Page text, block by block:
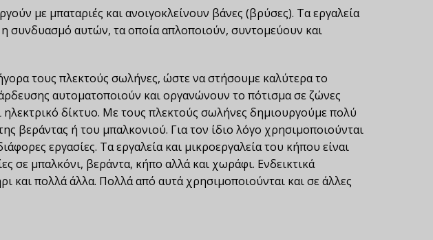
με μπαταριές και ανοιγοκλείνουν βάνες (βρύσες). Τα εργαλεία
η συνδυασμό αυτών, τα οποία απλοποιούν, συντομεύουν και
τους πλεκτούς σωλήνες, ώστε να στήσουμε καλύτερα το
αυτοματοποιούν και οργανώνουν το πότισμα σε ζώνες
δίκτυο. Με τους πλεκτούς σωλήνες δημιουργούμε πολύ
βεράντας ή του μπαλκονιού. Για τον ίδιο λόγο χρησιμοποιούνται
εργασίες. Τα εργαλεία και μικροεργαλεία του κήπου είναι
σε μπαλκόνι, βεράντα, κήπο αλλά και χωράφι. Ενδεικτικά
και πολλά άλλα. Πολλά από αυτά χρησιμοποιούνται και σε άλλες